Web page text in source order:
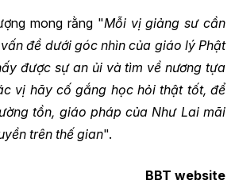
mong rằng "Mỗi vị giảng sư cần
đề dưới góc nhìn của giáo lý Phật
được sự an ủi và tìm về nương tựa
vị hãy cố gắng học hỏi thật tốt, để
tồn, giáo pháp của Như Lai mãi
trên thế gian".
BBT website